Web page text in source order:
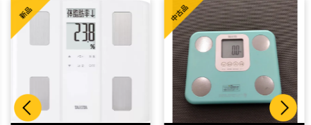
新品 中古品